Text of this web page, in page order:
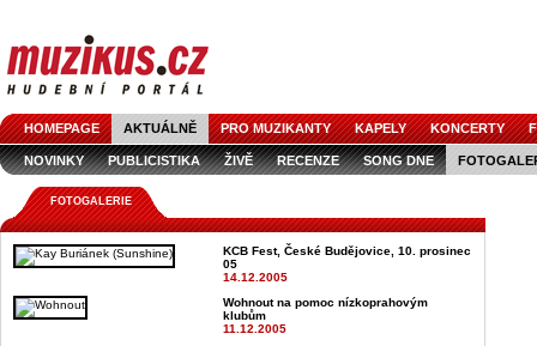
HOMEPAGE AKTUÁLNĚ PRO MUZIKANTY KAPELY KONCERTY
NOVINKY PUBLICISTIKA ŽIVĚ RECENZE SONG DNE
FOTOGALERIE
KCB Fest, České Budějovice, 10. prosinec
05
14.12.2005
Wohnout na pomoc nízkoprahovým
klubům
11.12.2005